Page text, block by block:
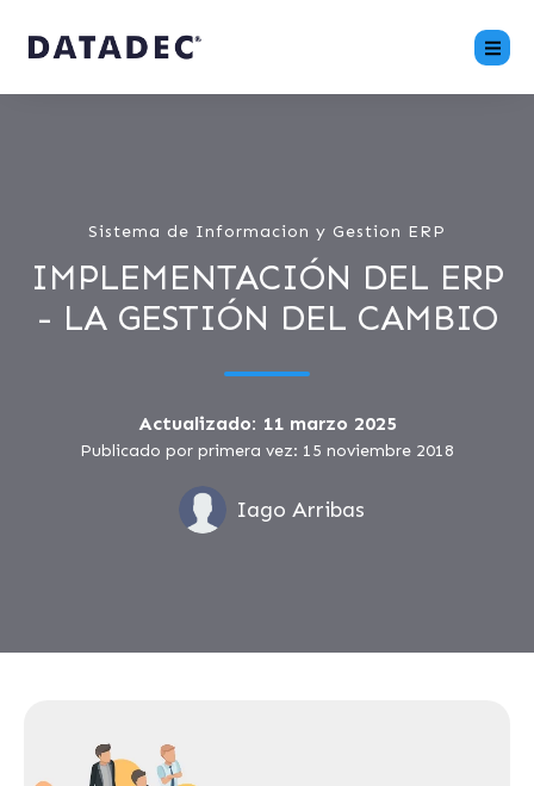
Sistema de Informacion y Gestion ERP
IMPLEMENTACIÓN DEL ERP
- LA GESTIÓN DEL CAMBIO
Actualizado: 11 marzo 2025
Publicado por primera vez: 15 noviembre 2018
Iago Arribas